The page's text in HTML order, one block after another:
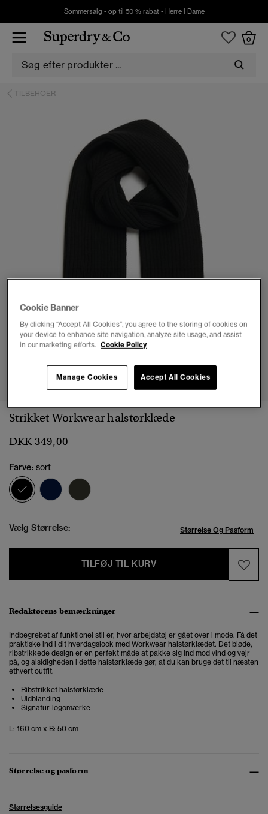
Sommersalg - op til 50 % rabat - Herre| Dame
0
TILBEHOER
1 2 3
Strikket Workwear halstørklæde
DKK 349,00
Farve: sort
valgt
Vælg Størrelse: Størrelse Og Pasform
TILFØJ TIL KURV
Redaktørens bemærkninger
Indbegrebet af funktionel stil er, hvor arbejdstøj er gået over i mode. Få det
praktiske ind i dit hverdagslook med Workwear halstørklædet. Det bløde,
ribstrikkede design er en perfekt måde at pakke sig ind mod vind og vejr
på, og alsidigheden i dette halstørklæde gør, at du kan bruge det til næsten
ethvert outfit.
Ribstrikket halstørklæde
Uldblanding
Signatur-logomærke
L: 160 cm x B: 50 cm
Størrelse og pasform
Størrelsesguide
Cookie Banner
By clicking “Accept All Cookies”, you agree to the storing of cookies on
your device to enhance site navigation, analyze site usage, and assist
in our marketing efforts. Cookie Policy
Accept All Cookies
Manage Cookies